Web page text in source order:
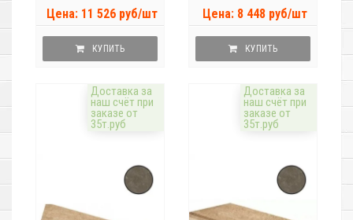
Цена: 11 526 руб/шт
КУПИТЬ
Цена: 8 448 руб/шт
КУПИТЬ
Доставка за
наш счёт при
заказе от
35т.руб
Доставка за
наш счёт при
заказе от
35т.руб